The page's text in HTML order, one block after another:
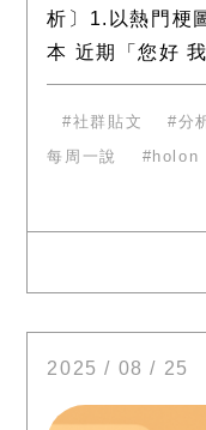
析〕1.以熱門梗
本 近期「您好
紅，品牌直接套
能辨識並產
社群貼文 分
每周一說
holon
2025 / 08 / 25